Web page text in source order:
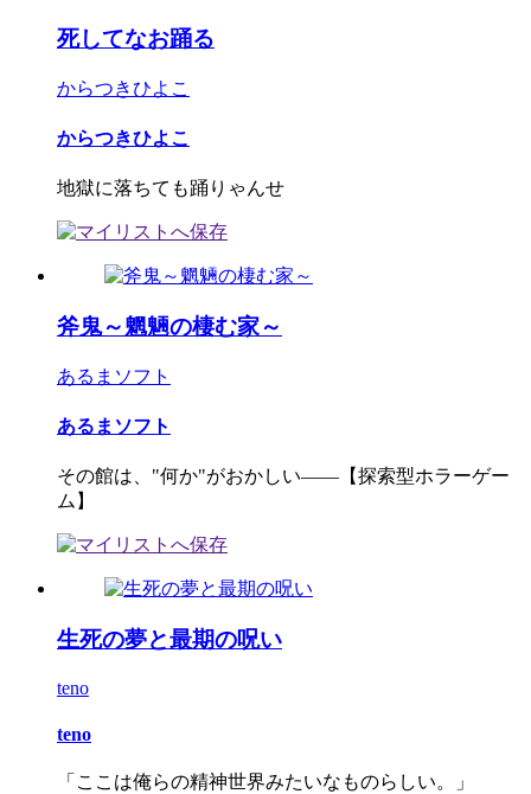
死してなお踊る
からつきひよこ
からつきひよこ
地獄に落ちても踊りゃんせ
斧鬼～魍魎の棲む家～
あるまソフト
あるまソフト
その館は、"何か"がおかしい――【探索型ホラーゲー
ム】
生死の夢と最期の呪い
teno
teno
「ここは俺らの精神世界みたいなものらしい。」